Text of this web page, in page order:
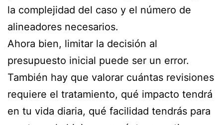
la complejidad del caso y el número de
alineadores necesarios.
Ahora bien, limitar la decisión al
presupuesto inicial puede ser un error.
También hay que valorar cuántas revisiones
requiere el tratamiento, qué impacto tendrá
en tu vida diaria, qué facilidad tendrás para